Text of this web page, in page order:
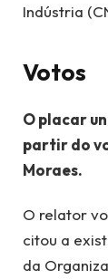
Indústria
Votos
O placar
partir do
Moraes.
O relator
citou a
da